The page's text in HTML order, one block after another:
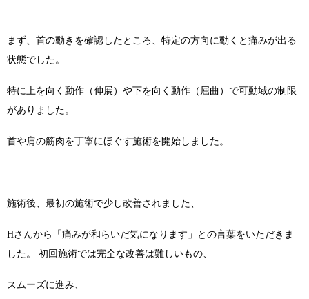
まず、首の動きを確認したところ、特定の方向に動くと痛みが出る
状態でした。
特に上を向く動作（伸展）や下を向く動作（屈曲）で可動域の制限
がありました。
首や肩の筋肉を丁寧にほぐす施術を開始しました。
施術後、最初の施術で少し改善されました、
Hさんから「痛みが和らいだ気になります」との言葉をいただきま
した。 初回施術では完全な改善は難しいもの、
スムーズに進み、